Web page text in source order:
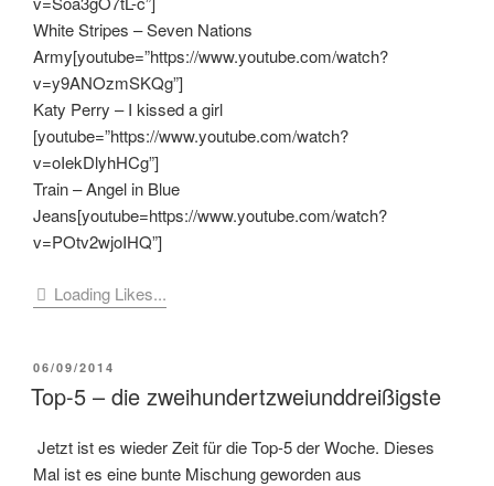
White Stripes – Seven Nations
Army[youtube=”https://www.youtube.com/watch?
v=y9ANOzmSKQg”]
Katy Perry – I kissed a girl
[youtube=”https://www.youtube.com/watch?
v=oIekDlyhHCg”]
Train – Angel in Blue
Jeans[youtube=https://www.youtube.com/watch?
v=POtv2wjoIHQ”]
Loading Likes...
VERÖFFENTLICHT
AM
06/09/2014
Top-5 – die zweihundertzweiunddreißigste
Jetzt ist es wieder Zeit für die Top-5 der Woche. Dieses
Mal ist es eine bunte Mischung geworden aus